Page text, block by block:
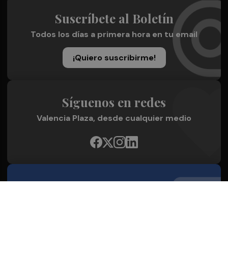
Suscríbete al Boletín
Todos los días a primera hora en tu email
¡Quiero suscribirme!
Síguenos en redes
Valencia Plaza, desde cualquier medio
Quienes Somos